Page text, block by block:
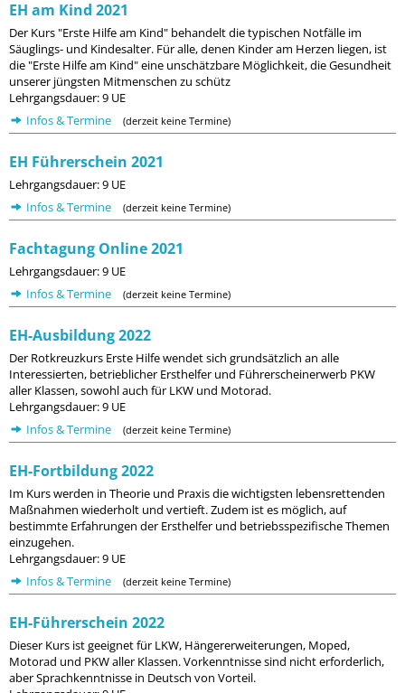
EH am Kind 2021
Der Kurs "Erste Hilfe am Kind" behandelt die typischen Notfälle im
Säuglings- und Kindesalter. Für alle, denen Kinder am Herzen liegen, ist
die "Erste Hilfe am Kind" eine unschätzbare Möglichkeit, die Gesundheit
unserer jüngsten Mitmenschen zu schütz
Lehrgangsdauer: 9 UE
Infos & Termine
(derzeit keine Termine)
EH Führerschein 2021
Lehrgangsdauer: 9 UE
Infos & Termine
(derzeit keine Termine)
Fachtagung Online 2021
Lehrgangsdauer: 9 UE
Infos & Termine
(derzeit keine Termine)
EH-Ausbildung 2022
Der Rotkreuzkurs Erste Hilfe wendet sich grundsätzlich an alle
Interessierten, betrieblicher Ersthelfer und Führerscheinerwerb PKW
aller Klassen, sowohl auch für LKW und Motorad.
Lehrgangsdauer: 9 UE
Infos & Termine
(derzeit keine Termine)
EH-Fortbildung 2022
Im Kurs werden in Theorie und Praxis die wichtigsten lebensrettenden
Maßnahmen wiederholt und vertieft. Zudem ist es möglich, auf
bestimmte Erfahrungen der Ersthelfer und betriebsspezifische Themen
einzugehen.
Lehrgangsdauer: 9 UE
Infos & Termine
(derzeit keine Termine)
EH-Führerschein 2022
Dieser Kurs ist geeignet für LKW, Hängererweiterungen, Moped,
Motorad und PKW aller Klassen. Vorkenntnisse sind nicht erforderlich,
aber Sprachkenntnisse in Deutsch von Vorteil.